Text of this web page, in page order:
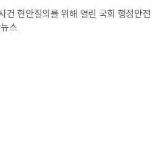
건 현안질의를 위해 열린 국회 행정안전
스